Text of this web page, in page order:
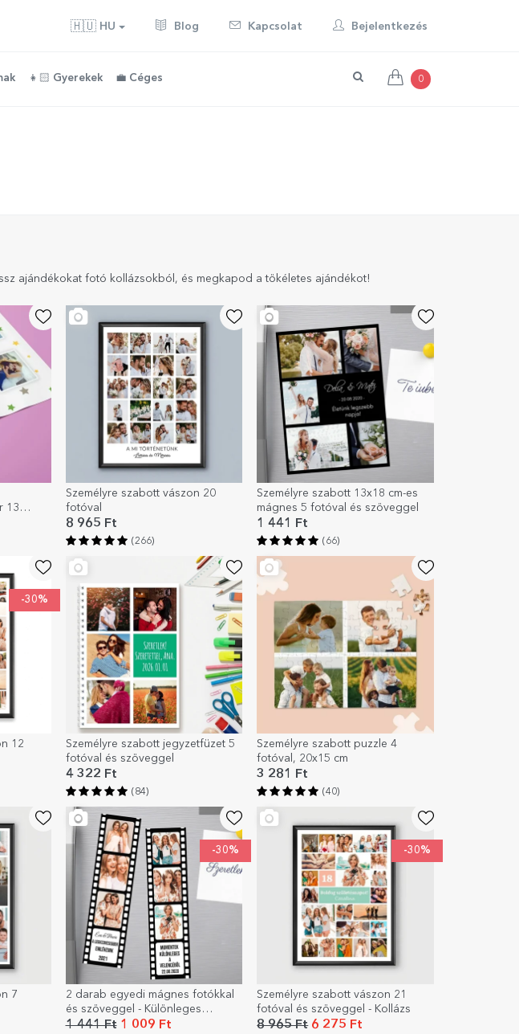
🇭🇺 HU Blog Kapcsolat Bejelentkezés
👧🏻 Gyerekek 💼 Céges 0
ajándékokat fotó kollázsokból, és megkapod a tökéletes ajándékot!
13
Személyre szabott vászon 20
fotóval
8 965 Ft
(266)
Személyre szabott 13x18 cm-es
mágnes 5 fotóval és szöveggel
1 441 Ft
(66)
-30%
12
Személyre szabott jegyzetfüzet 5
fotóval és szöveggel
4 322 Ft
(84)
Személyre szabott puzzle 4
fotóval, 20x15 cm
3 281 Ft
(40)
7
-30%
2 darab egyedi mágnes fotókkal
és szöveggel - Különleges
pillanatok
1 441 Ft1 009 Ft
-30%
Személyre szabott vászon 21
fotóval és szöveggel - Kollázs
8 965 Ft6 275 Ft